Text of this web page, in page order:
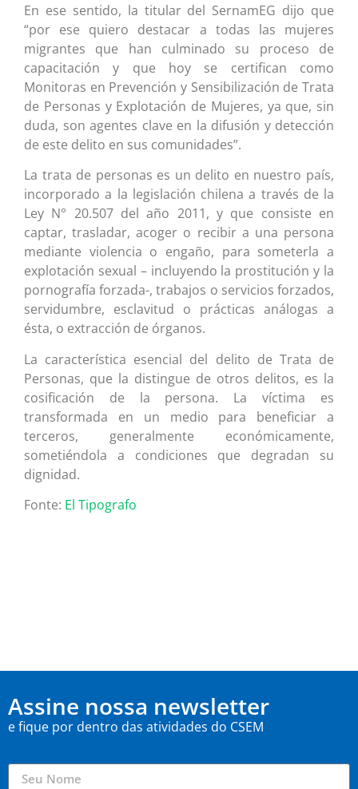
En ese sentido, la titular del SernamEG dijo que
“por ese quiero destacar a todas las mujeres
migrantes que han culminado su proceso de
capacitación y que hoy se certifican como
Monitoras en Prevención y Sensibilización de Trata
de Personas y Explotación de Mujeres, ya que, sin
duda, son agentes clave en la difusión y detección
de este delito en sus comunidades”.
La trata de personas es un delito en nuestro país,
incorporado a la legislación chilena a través de la
Ley N° 20.507 del año 2011, y que consiste en
captar, trasladar, acoger o recibir a una persona
mediante violencia o engaño, para someterla a
explotación sexual – incluyendo la prostitución y la
pornografía forzada-, trabajos o servicios forzados,
servidumbre, esclavitud o prácticas análogas a
ésta, o extracción de órganos.
La característica esencial del delito de Trata de
Personas, que la distingue de otros delitos, es la
cosificación de la persona. La víctima es
transformada en un medio para beneficiar a
terceros, generalmente económicamente,
sometiéndola a condiciones que degradan su
dignidad.
Fonte: El Tipografo
Assine nossa newsletter
e fique por dentro das atividades do CSEM